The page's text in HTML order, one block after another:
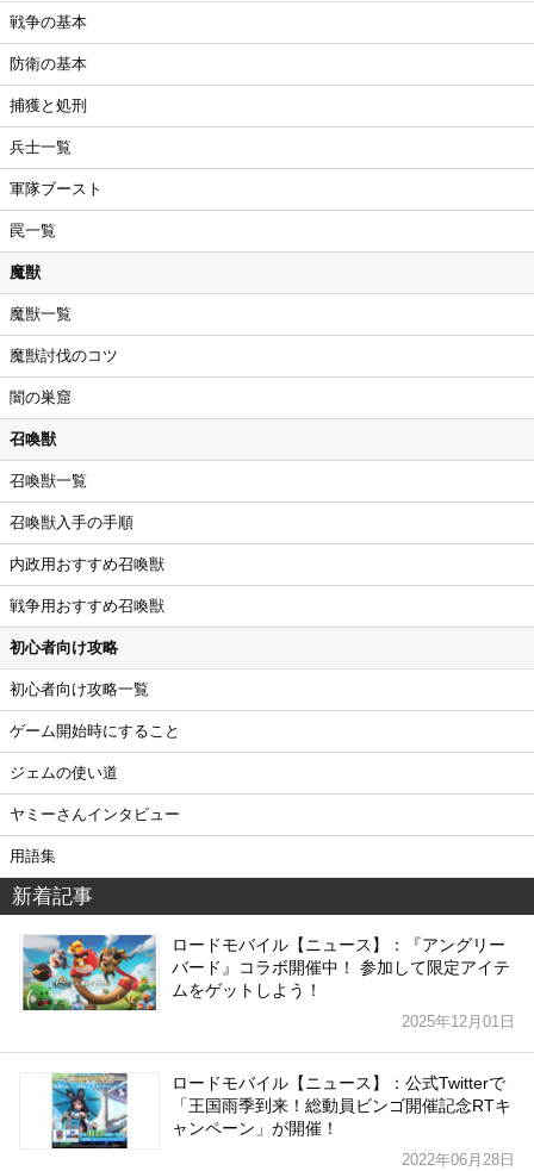
戦争の基本
防衛の基本
捕獲と処刑
兵士一覧
軍隊ブースト
罠一覧
魔獣
魔獣一覧
魔獣討伐のコツ
闇の巣窟
召喚獣
召喚獣一覧
召喚獣入手の手順
内政用おすすめ召喚獣
戦争用おすすめ召喚獣
初心者向け攻略
初心者向け攻略一覧
ゲーム開始時にすること
ジェムの使い道
ヤミーさんインタビュー
用語集
新着記事
ロードモバイル【ニュース】：『アングリー
バード』コラボ開催中！ 参加して限定アイテ
ムをゲットしよう！
2025年12月01日
ロードモバイル【ニュース】：公式Twitterで
「王国雨季到来！総動員ビンゴ開催記念RTキ
ャンペーン」が開催！
2022年06月28日